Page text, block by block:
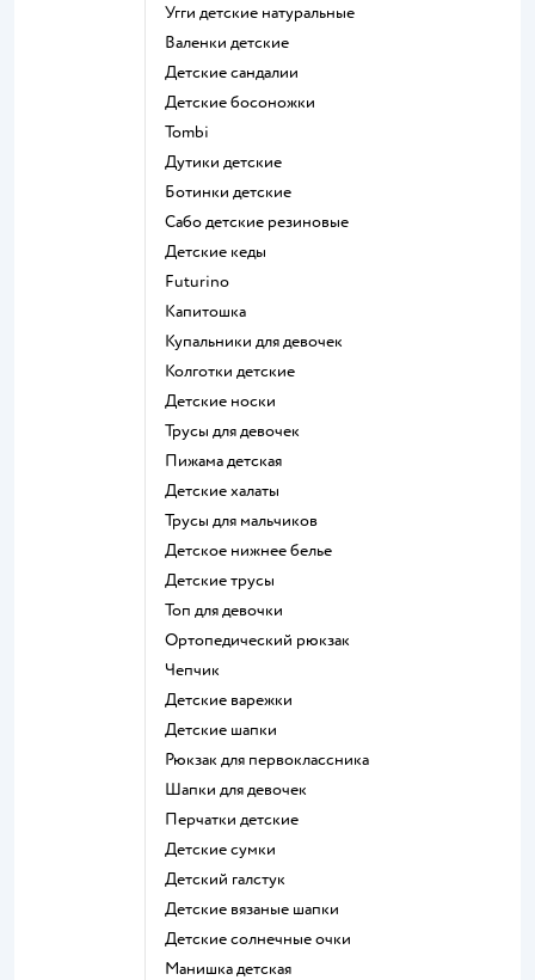
Угги детские натуральные
Валенки детские
Детские сандалии
Детские босоножки
Tombi
Дутики детские
Ботинки детские
Сабо детские резиновые
Детские кеды
Futurino
Капитошка
Купальники для девочек
Колготки детские
Детские носки
Трусы для девочек
Пижама детская
Детские халаты
Трусы для мальчиков
Детское нижнее белье
Детские трусы
Топ для девочки
Ортопедический рюкзак
Чепчик
Детские варежки
Детские шапки
Рюкзак для первоклассника
Шапки для девочек
Перчатки детские
Детские сумки
Детский галстук
Детские вязаные шапки
Детские солнечные очки
Манишка детская